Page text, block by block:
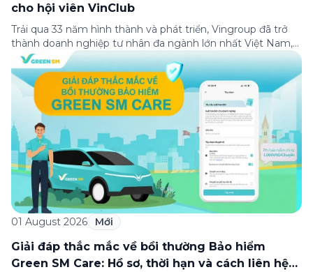
cho hội viên VinClub
Trải qua 33 năm hình thành và phát triển, Vingroup đã trở
thành doanh nghiệp tư nhân đa ngành lớn nhất Việt Nam,
lọt Top 30 doanh nghiệp lớn nhất Đông Nam Á theo bảng
xếp hạng của Tạp chí Fortune (Mỹ). Nhân kỷ niệm 33 năm
thành lập (8/8/1993 đến 8/8/2026), Green SM trân […]
01 August 2026 Mới
Giải đáp thắc mắc về bồi thường Bảo hiểm
Green SM Care: Hồ sơ, thời hạn và cách liên hệ